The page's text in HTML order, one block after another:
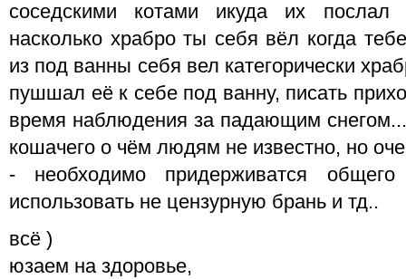
соседскими котами икуда их
насколько храбро ты себя вёл когда
из под ванны себя вел категорически
пушшал её к себе под ванну, писать
время наблюдения за падающим снегом...
кошачего о чём людям не известно, но
- необходимо придерживатся
использовать не цензурную брань и тд..
всё )
юзаем на здоровье,